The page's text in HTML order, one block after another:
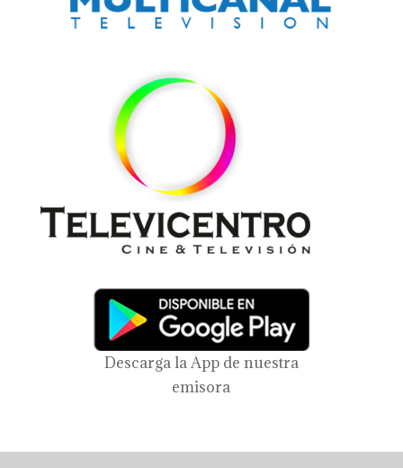
Descarga la App de nuestra
emisora